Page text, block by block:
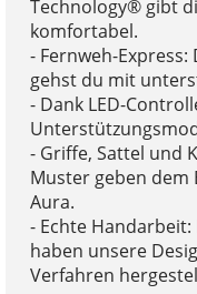
Technology® gibt
komfortabel.
- Fernweh-
gehst du mit
- Dank LED-
- Griffe, Sattel und
Muster geben dem
Aura.
- Echte
haben unsere
Verfahren